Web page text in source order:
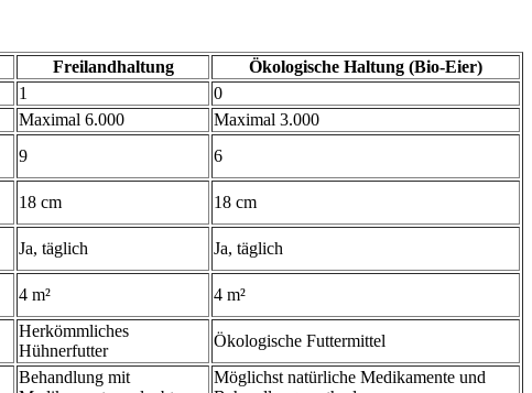
Freilandhaltung
Ökologische Haltung (Bio-Eier)
1
0
Maximal 6.000
Maximal 3.000
9
6
18 cm 18 cm
Ja, täglich
Ja, täglich
4 m² 4 m²
Herkömmliches
Hühnerfutter
Ökologische Futtermittel
Behandlung mit
Möglichst natürliche Medikamente und